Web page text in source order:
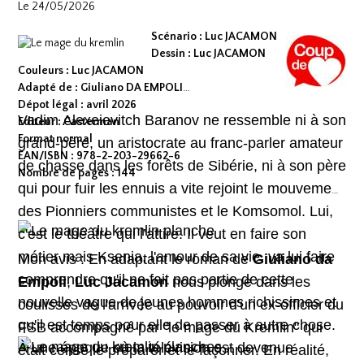
Le 24/05/2026
Scénario : Luc JACAMON
Dessin : Luc JACAMON
Couleurs : Luc JACAMON
Adapté de : Giuliano DA EMPOLI
Dépot légal : avril 2026
Editeur : Casterman
Format normal
EAN/ISBN : 978-2-203-29662-6
Nombre de pages : 144
Vadim Alexeievitch Baranov ne ressemble ni à son
grand-père, un aristocrate au franc-parler amateur
de chasse dans les forêts de Sibérie, ni à son père
qui pour fuir les ennuis a vite rejoint le mouvement
des Pionniers communistes et le Komsomol. Lui,
c'est le théâtre qui l’attire. Il veut en faire son
métier mais Ksenia, l'amour de sa vie, va lui faire
comprendre qu'il ne fait pas partie de cette
nouvelle vague de jeunes hommes richissimes et
qu'il est temps pour elle de passer à autre chose.
À une époque où la télévision est devenue
Mon avis : En adaptant le roman deGiuliano da
Empoli,Luc Jacamonnous plonge dans les
coulisses de l'arrivée au pouvoir d'un ex-officier du
FSB accompagné par "le mage du Kremlin" qui
était censé le préparer et le façonner. En réalité,